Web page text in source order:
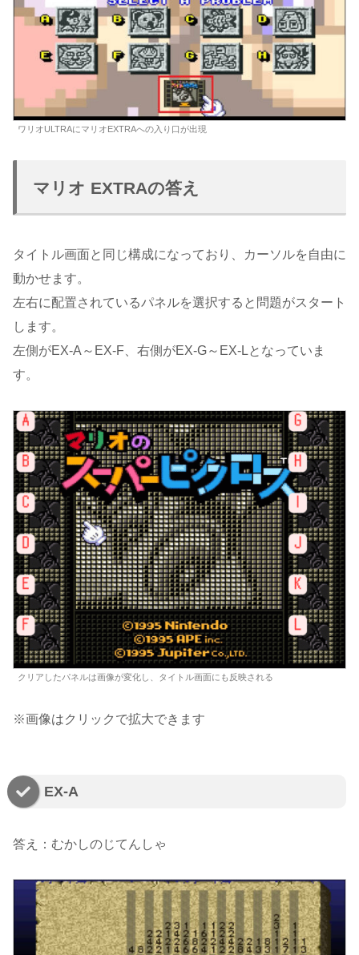
ワリオULTRAにマリオEXTRAへの入り口が出現
マリオ EXTRAの答え
タイトル画面と同じ構成になっており、カーソルを自由に
動かせます。
左右に配置されているパネルを選択すると問題がスタート
します。
左側がEX-A～EX-F、右側がEX-G～EX-Lとなっていま
す。
クリアしたパネルは画像が変化し、タイトル画面にも反映される
※画像はクリックで拡大できます
EX-A
答え：むかしのじてんしゃ